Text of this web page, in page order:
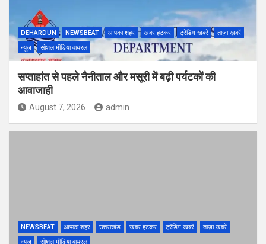
DEHARDUN NEWSBEAT आपका शहर खबर हटकर ट्रेंडिंग खबरें
ताज़ा ख़बरें
न्यूज़
सोशल मीडिया वायरल
सप्ताहांत से पहले नैनीताल और मसूरी में बढ़ी पर्यटकों की
आवाजाही
August 7, 2026 admin
NEWSBEAT आपका शहर उत्तराखंड खबर हटकर ट्रेंडिंग खबरें
ताज़ा ख़बरें
न्यूज़
सोशल मीडिया वायरल